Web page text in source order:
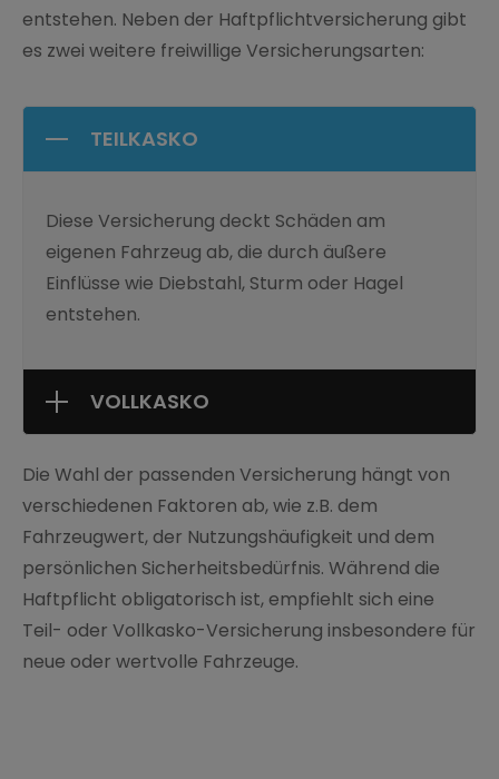
KONTAKT
Datenschutz
entstehen. Neben der Haftpflichtversicherung gibt
es zwei weitere freiwillige Versicherungsarten:
TEILKASKO
Diese Versicherung deckt Schäden am
eigenen Fahrzeug ab, die durch äußere
Einflüsse wie Diebstahl, Sturm oder Hagel
entstehen.
VOLLKASKO
Die Wahl der passenden Versicherung hängt von
verschiedenen Faktoren ab, wie z.B. dem
Fahrzeugwert, der Nutzungshäufigkeit und dem
persönlichen Sicherheitsbedürfnis. Während die
Haftpflicht obligatorisch ist, empfiehlt sich eine
Teil- oder Vollkasko-Versicherung insbesondere für
neue oder wertvolle Fahrzeuge.